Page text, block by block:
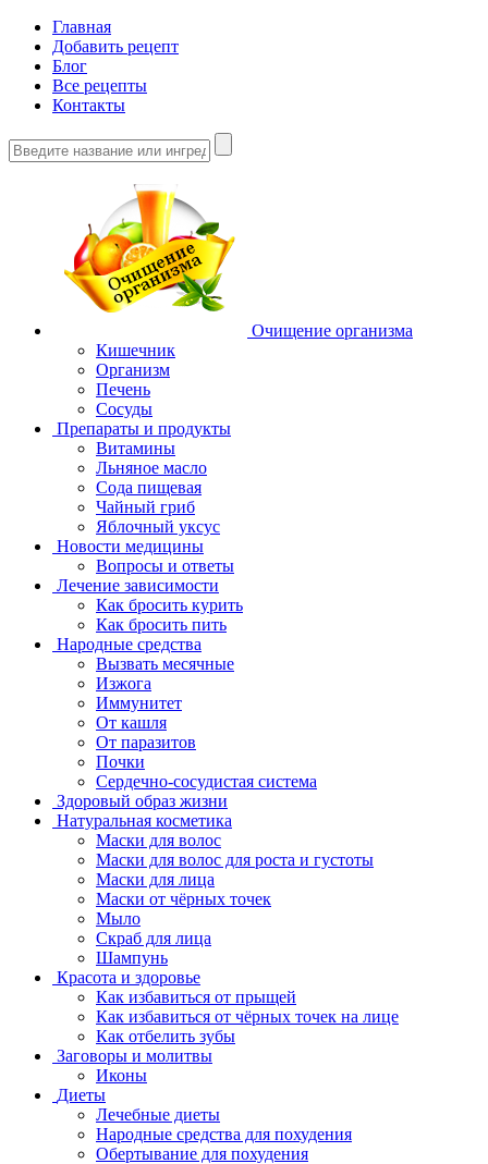
Главная
Добавить рецепт
Блог
Все рецепты
Контакты
Очищение организма
Кишечник
Организм
Печень
Сосуды
Препараты и продукты
Витамины
Льняное масло
Сода пищевая
Чайный гриб
Яблочный уксус
Новости медицины
Вопросы и ответы
Лечение зависимости
Как бросить курить
Как бросить пить
Народные средства
Вызвать месячные
Изжога
Иммунитет
От кашля
От паразитов
Почки
Сердечно-сосудистая система
Здоровый образ жизни
Натуральная косметика
Маски для волос
Маски для волос для роста и густоты
Маски для лица
Маски от чёрных точек
Мыло
Скраб для лица
Шампунь
Красота и здоровье
Как избавиться от прыщей
Как избавиться от чёрных точек на лице
Как отбелить зубы
Заговоры и молитвы
Иконы
Диеты
Лечебные диеты
Народные средства для похудения
Обертывание для похудения